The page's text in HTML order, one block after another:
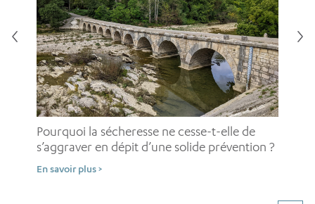
Pourquoi la sécheresse ne cesse-t-elle de
s’aggraver en dépit d’une solide prévention ?
En savoir plus >